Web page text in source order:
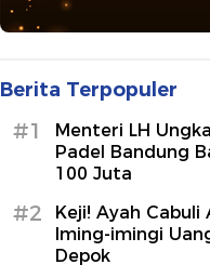
Berita Terpopuler
#1
Menteri LH
Padel Bandung
100 Juta
#2
Keji! Ayah Cabuli
Iming-imingi
Depok